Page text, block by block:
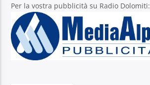
Per la vostra pubblicità su Radio Dolomiti: